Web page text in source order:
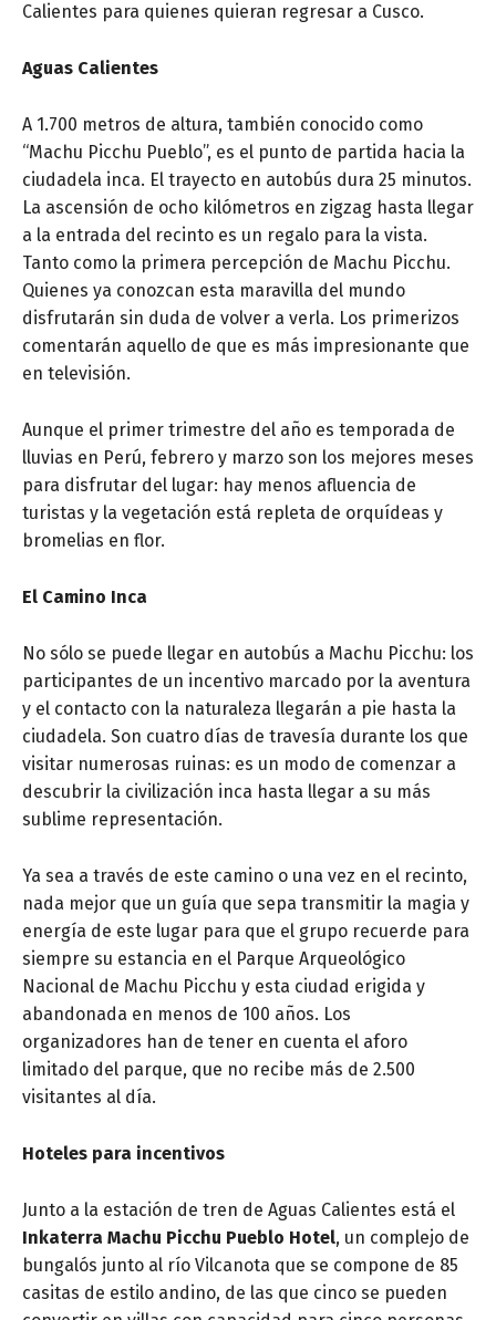
Calientes para quienes quieran regresar a Cusco.
Aguas Calientes
A 1.700 metros de altura, también conocido como
“Machu Picchu Pueblo”, es el punto de partida hacia la
ciudadela inca. El trayecto en autobús dura 25 minutos.
La ascensión de ocho kilómetros en zigzag hasta llegar
a la entrada del recinto es un regalo para la vista.
Tanto como la primera percepción de Machu Picchu.
Quienes ya conozcan esta maravilla del mundo
disfrutarán sin duda de volver a verla. Los primerizos
comentarán aquello de que es más impresionante que
en televisión.
Aunque el primer trimestre del año es temporada de
lluvias en Perú, febrero y marzo son los mejores meses
para disfrutar del lugar: hay menos afluencia de
turistas y la vegetación está repleta de orquídeas y
bromelias en flor.
El Camino Inca
No sólo se puede llegar en autobús a Machu Picchu: los
participantes de un incentivo marcado por la aventura
y el contacto con la naturaleza llegarán a pie hasta la
ciudadela. Son cuatro días de travesía durante los que
visitar numerosas ruinas: es un modo de comenzar a
descubrir la civilización inca hasta llegar a su más
sublime representación.
Ya sea a través de este camino o una vez en el recinto,
nada mejor que un guía que sepa transmitir la magia y
energía de este lugar para que el grupo recuerde para
siempre su estancia en el Parque Arqueológico
Nacional de Machu Picchu y esta ciudad erigida y
abandonada en menos de 100 años. Los
organizadores han de tener en cuenta el aforo
limitado del parque, que no recibe más de 2.500
visitantes al día.
Hoteles para incentivos
Junto a la estación de tren de Aguas Calientes está el
Inkaterra Machu Picchu Pueblo Hotel, un complejo de
bungalós junto al río Vilcanota que se compone de 85
casitas de estilo andino, de las que cinco se pueden